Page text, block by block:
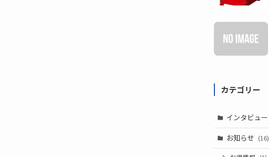
カテゴリー
インタビュー
お知らせ (16)